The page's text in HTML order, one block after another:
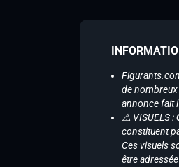
de nombreux
annonce fait
⚠️ VISUELS :
constituent
Ces visuels
être